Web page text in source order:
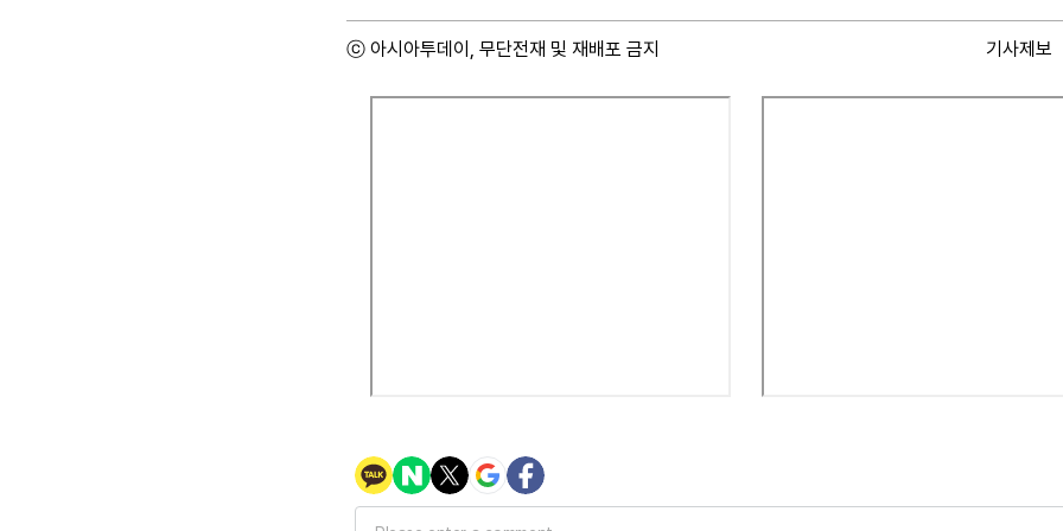
ⓒ 아시아투데이, 무단전재 및 재배포 금지 기사제보